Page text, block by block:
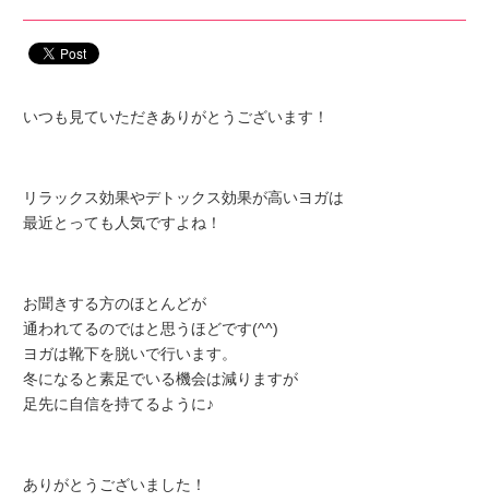
いつも見ていただきありがとうございます！
リラックス効果やデトックス効果が高いヨガは
最近とっても人気ですよね！
お聞きする方のほとんどが
通われてるのではと思うほどです(^^)
ヨガは靴下を脱いで行います。
冬になると素足でいる機会は減りますが
足先に自信を持てるように♪
ありがとうございました！